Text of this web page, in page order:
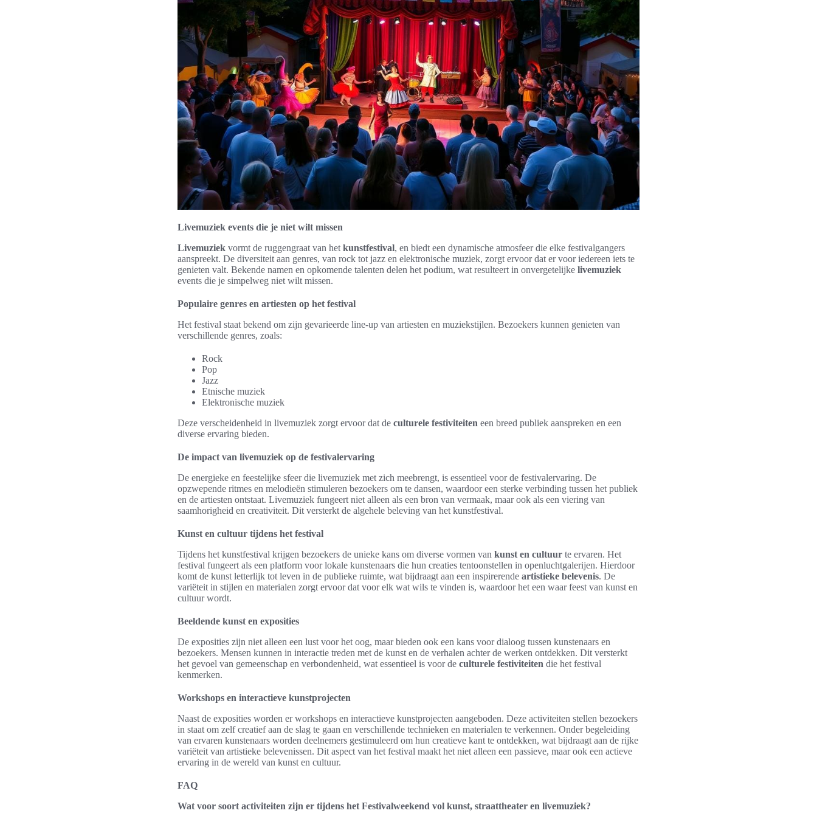
Livemuziek events die je niet wilt missen
Livemuziek vormt de ruggengraat van het kunstfestival, en biedt een dynamische atmosfeer die elke festivalgangers
aanspreekt. De diversiteit aan genres, van rock tot jazz en elektronische muziek, zorgt ervoor dat er voor iedereen iets te
genieten valt. Bekende namen en opkomende talenten delen het podium, wat resulteert in onvergetelijke livemuziek
events die je simpelweg niet wilt missen.
Populaire genres en artiesten op het festival
Het festival staat bekend om zijn gevarieerde line-up van artiesten en muziekstijlen. Bezoekers kunnen genieten van
verschillende genres, zoals:
Rock
Pop
Jazz
Etnische muziek
Elektronische muziek
Deze verscheidenheid in livemuziek zorgt ervoor dat de culturele festiviteiten een breed publiek aanspreken en een
diverse ervaring bieden.
De impact van livemuziek op de festivalervaring
De energieke en feestelijke sfeer die livemuziek met zich meebrengt, is essentieel voor de festivalervaring. De
opzwepende ritmes en melodieën stimuleren bezoekers om te dansen, waardoor een sterke verbinding tussen het publiek
en de artiesten ontstaat. Livemuziek fungeert niet alleen als een bron van vermaak, maar ook als een viering van
saamhorigheid en creativiteit. Dit versterkt de algehele beleving van het kunstfestival.
Kunst en cultuur tijdens het festival
Tijdens het kunstfestival krijgen bezoekers de unieke kans om diverse vormen van kunst en cultuur te ervaren. Het
festival fungeert als een platform voor lokale kunstenaars die hun creaties tentoonstellen in openluchtgalerijen. Hierdoor
komt de kunst letterlijk tot leven in de publieke ruimte, wat bijdraagt aan een inspirerende artistieke belevenis. De
variëteit in stijlen en materialen zorgt ervoor dat voor elk wat wils te vinden is, waardoor het een waar feest van kunst en
cultuur wordt.
Beeldende kunst en exposities
De exposities zijn niet alleen een lust voor het oog, maar bieden ook een kans voor dialoog tussen kunstenaars en
bezoekers. Mensen kunnen in interactie treden met de kunst en de verhalen achter de werken ontdekken. Dit versterkt
het gevoel van gemeenschap en verbondenheid, wat essentieel is voor de culturele festiviteiten die het festival
kenmerken.
Workshops en interactieve kunstprojecten
Naast de exposities worden er workshops en interactieve kunstprojecten aangeboden. Deze activiteiten stellen bezoekers
in staat om zelf creatief aan de slag te gaan en verschillende technieken en materialen te verkennen. Onder begeleiding
van ervaren kunstenaars worden deelnemers gestimuleerd om hun creatieve kant te ontdekken, wat bijdraagt aan de rijke
variëteit van artistieke belevenissen. Dit aspect van het festival maakt het niet alleen een passieve, maar ook een actieve
ervaring in de wereld van kunst en cultuur.
FAQ
Wat voor soort activiteiten zijn er tijdens het Festivalweekend vol kunst, straattheater en livemuziek?